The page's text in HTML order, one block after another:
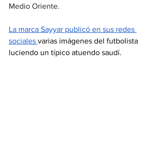
Medio Oriente.
La marca Sayyar publicó en sus redes
sociales varias imágenes del futbolista
luciendo un típico atuendo saudí.